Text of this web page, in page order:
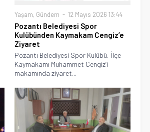
Yaşam, Gündem 12 Mayıs 2026 13:44
Pozantı Belediyesi Spor
Kulübünden Kaymakam Cengiz’e
Ziyaret
Pozantı Belediyesi Spor Kulübü, İlçe
Kaymakamı Muhammet Cengiz’i
makamında ziyaret...